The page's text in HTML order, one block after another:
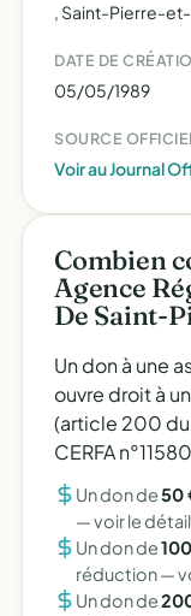
, Saint-Pierre-
DATE DE
05/05/1989
SOURCE
Voir au Journal
Combien
Agence
De Saint-
Un don à une
ouvre droit à
(article 200 du
CERFA
Un don de50
—voir le détail
Un don de
réduction —
Un don de